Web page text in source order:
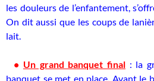
les douleurs de l’enfantement,
On dit aussi que les coups de
lait.
• Un grand banquet final : la
banquet se met en place. Avant le